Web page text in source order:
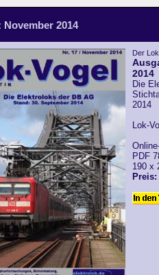
2014
Der
2014
Die
2014
Lok-
PDF
190 x